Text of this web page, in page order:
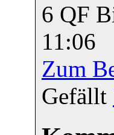
6 QF
11:06
Zum
Gefällt